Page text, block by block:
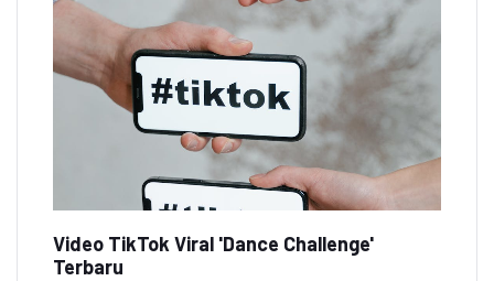
Video TikTok Viral 'Dance Challenge'
Terbaru